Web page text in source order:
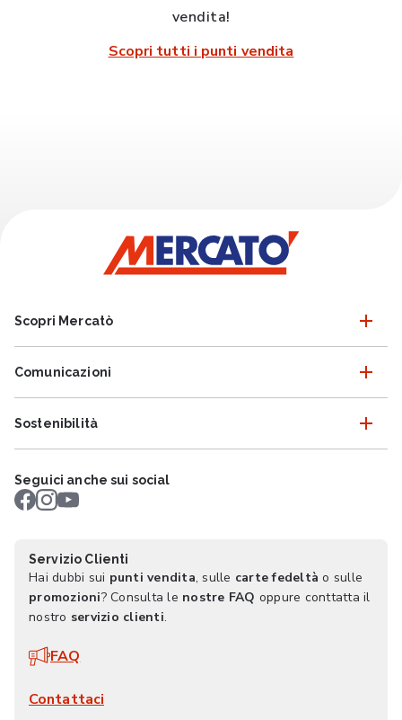
vendita!
Scopri tutti i punti vendita
Scopri Mercatò
Comunicazioni
Sostenibilità
Seguici anche sui social
Servizio Clienti
Hai dubbi sui punti vendita, sulle carte fedeltà o sulle
promozioni? Consulta le nostre FAQ oppure conttatta il
nostro servizio clienti.
FAQ
Contattaci